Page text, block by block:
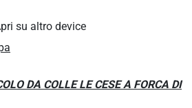
su altro device
DA COLLE LE CESE A FORCA DI